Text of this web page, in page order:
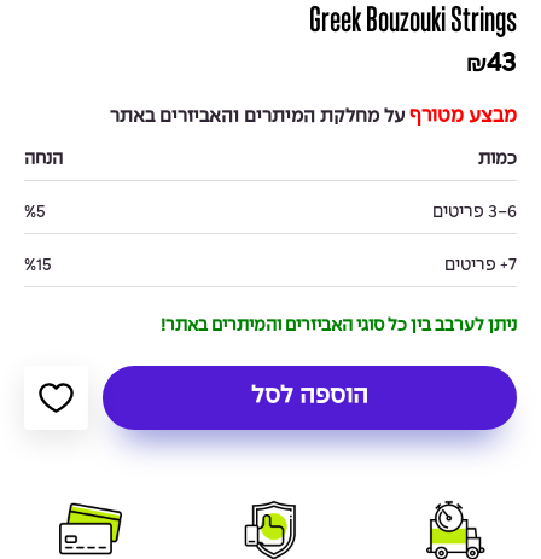
Greek Bouzouki Strings
₪43
מבצע מטורף על מחלקת המיתרים והאביזרים באתר
כמות הנחה
3-6 פריטים %5
7+ פריטים %15
ניתן לערבב בין כל סוגי האביזרים והמיתרים באתר!
הוספה לסל